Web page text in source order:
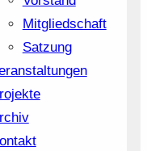
Mitgliedschaft
Satzung